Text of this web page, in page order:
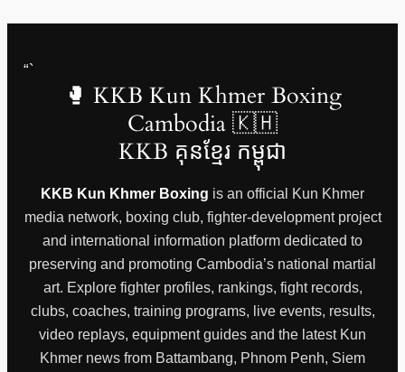
“`
🥊 KKB Kun Khmer Boxing
Cambodia 🇰🇭
KKB គុនខ្មែរ កម្ពុជា
KKB Kun Khmer Boxing is an official Kun Khmer
media network, boxing club, fighter-development project
and international information platform dedicated to
preserving and promoting Cambodia’s national martial
art. Explore fighter profiles, rankings, fight records,
clubs, coaches, training programs, live events, results,
video replays, equipment guides and the latest Kun
Khmer news from Battambang, Phnom Penh, Siem